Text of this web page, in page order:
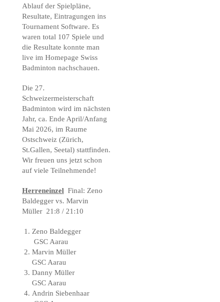
Ablauf der Spielpläne,
Resultate, Eintragungen ins
Tournament Software. Es
waren total 107 Spiele und
die Resultate konnte man
live im Homepage Swiss
Badminton nachschauen.
Die 27.
Schweizermeisterschaft
Badminton wird im nächsten
Jahr, ca. Ende April/Anfang
Mai 2026, im Raume
Ostschweiz (Zürich,
St.Gallen, Seetal) stattfinden.
Wir freuen uns jetzt schon
auf viele Teilnehmende!
Herreneinzel Final: Zeno
Baldegger vs. Marvin
Müller 21:8 / 21:10
Zeno Baldegger
GSC Aarau
Marvin Müller
GSC Aarau
Danny Müller
GSC Aarau
Andrin Siebenhaar